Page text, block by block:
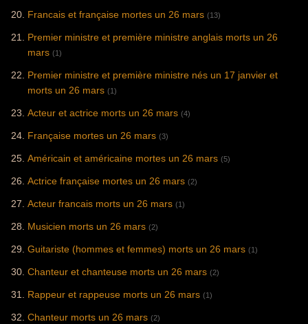
Francais et française mortes un 26 mars (13)
Premier ministre et première ministre anglais morts un 26
mars (1)
Premier ministre et première ministre nés un 17 janvier et
morts un 26 mars (1)
Acteur et actrice morts un 26 mars (4)
Française mortes un 26 mars (3)
Américain et américaine mortes un 26 mars (5)
Actrice française mortes un 26 mars (2)
Acteur francais morts un 26 mars (1)
Musicien morts un 26 mars (2)
Guitariste (hommes et femmes) morts un 26 mars (1)
Chanteur et chanteuse morts un 26 mars (2)
Rappeur et rappeuse morts un 26 mars (1)
Chanteur morts un 26 mars (2)